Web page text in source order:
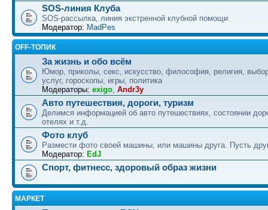
SOS-линия Клуба
SOS-рассылка, линия экстренной клубной помощи
Модератор: MadPes
OFF-ТОПИК
За жизнь и обо всём
Юмор, приколы, секс, искусство, философия, религия,
услуг, гороскопы, игры, политика
Модераторы: exigo, Andr3y
Авто путешествия, дороги, туризм
Делимся информацией об авто путешествиях, состоянии
отелях и т.д.
Фото клуб
Размести фото своей машины, или машины друга. Пусть
Модератор: EdJ
Спорт, фитнесс, здоровый образ жизни
МАРКЕТ